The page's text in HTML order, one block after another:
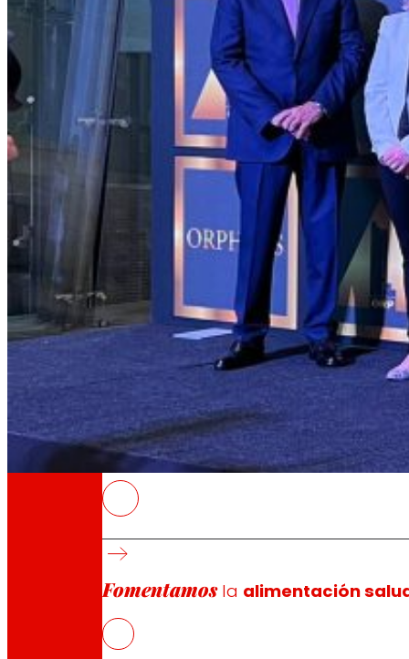
Cooperativa
Somos por y para las personas. Descubre
Fundación
A través de nuestra Fundación
Compromisos
Compromisos EROSKI
Fomentamosla alimentación
El galardón ha sido otorgado por la
celebrado esta semana en Bilbao
EROSKI ha sido reconocida por su
por el compromiso como organización